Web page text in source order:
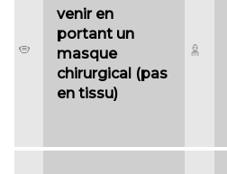
venir en
portant un
masque
chirurgical (pas
en tissu)